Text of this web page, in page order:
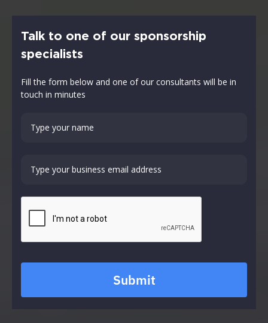
Talk to one of our sponsorship
specialists
Fill the form below and one of our consultants will be in
touch in minutes
Submit